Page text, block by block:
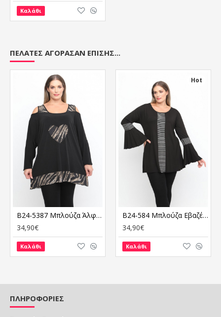
Καλάθι
ΠΕΛΆΤΕΣ ΑΓΌΡΑΣΑΝ ΕΠΊΣΗΣ...
B24-5387 Μπλούζα Άλφα Κομποζέ
34,90€
Καλάθι
Hot
B24-584 Μπλούζα Εβαζέ Κομποζέ
34,90€
Καλάθι
ΠΛΗΡΟΦΟΡΙΕΣ